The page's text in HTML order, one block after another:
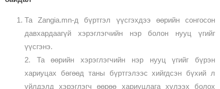
Та Zangia.mn-д бүртгэл үүсгэхдээ өөрийн сонгосон
давхардаагүй хэрэглэгчийн нэр болон нууц үгийг
үүсгэнэ.
2. Та өөрийн хэрэглэгчийн нэр нууц үгийг бүрэн
хариуцах бөгөөд таны бүртгэлээс хийгдсэн бүхий л
үйлдэлд хэрэглэгч өөрөө хариуцлага хүлээх болох